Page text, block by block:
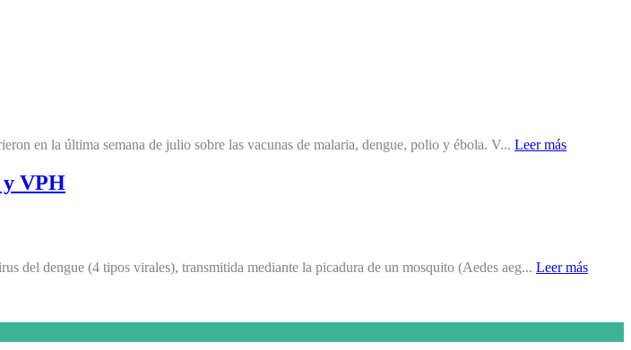
en la última semana de julio sobre las vacunas de malaria, dengue, polio y ébola. V... Leer más
y VPH
del dengue (4 tipos virales), transmitida mediante la picadura de un mosquito (Aedes aeg... Leer más